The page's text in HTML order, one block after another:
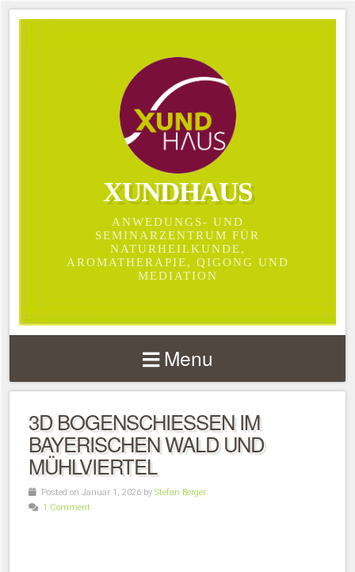
XUNDHAUS
ANWEDUNGS- UND
SEMINARZENTRUM FÜR
NATURHEILKUNDE,
AROMATHERAPIE, QIGONG UND
MEDIATION
Menu
3D BOGENSCHIESSEN IM B
AYERISCHEN WALD UND M
ÜHLVIERTEL
Posted on Januar 1, 2026 by Stefan Berger
1 Comment